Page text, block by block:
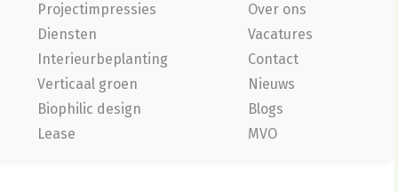
Projectimpressies
Diensten
Interieurbeplanting
Verticaal groen
Biophilic design
Lease
Over ons
Vacatures
Contact
Nieuws
Blogs
MVO